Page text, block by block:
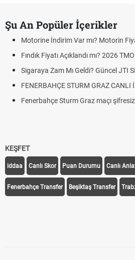
Şu An Popüler İçerikler
Motorine İndirim Var mı? Motorin
Fındık Fiyatı Açıklandı mı? 2026
Sigaraya Zam Mı Geldi? Güncel JTI
FENERBAHÇE STURM GRAZ CANLI
Fenerbahçe Sturm Graz maçı şifresiz
KEŞFET
iddaa Canlı Skor Puan Durumu Canlı
Fenerbahçe Transfer Beşiktaş Transfer